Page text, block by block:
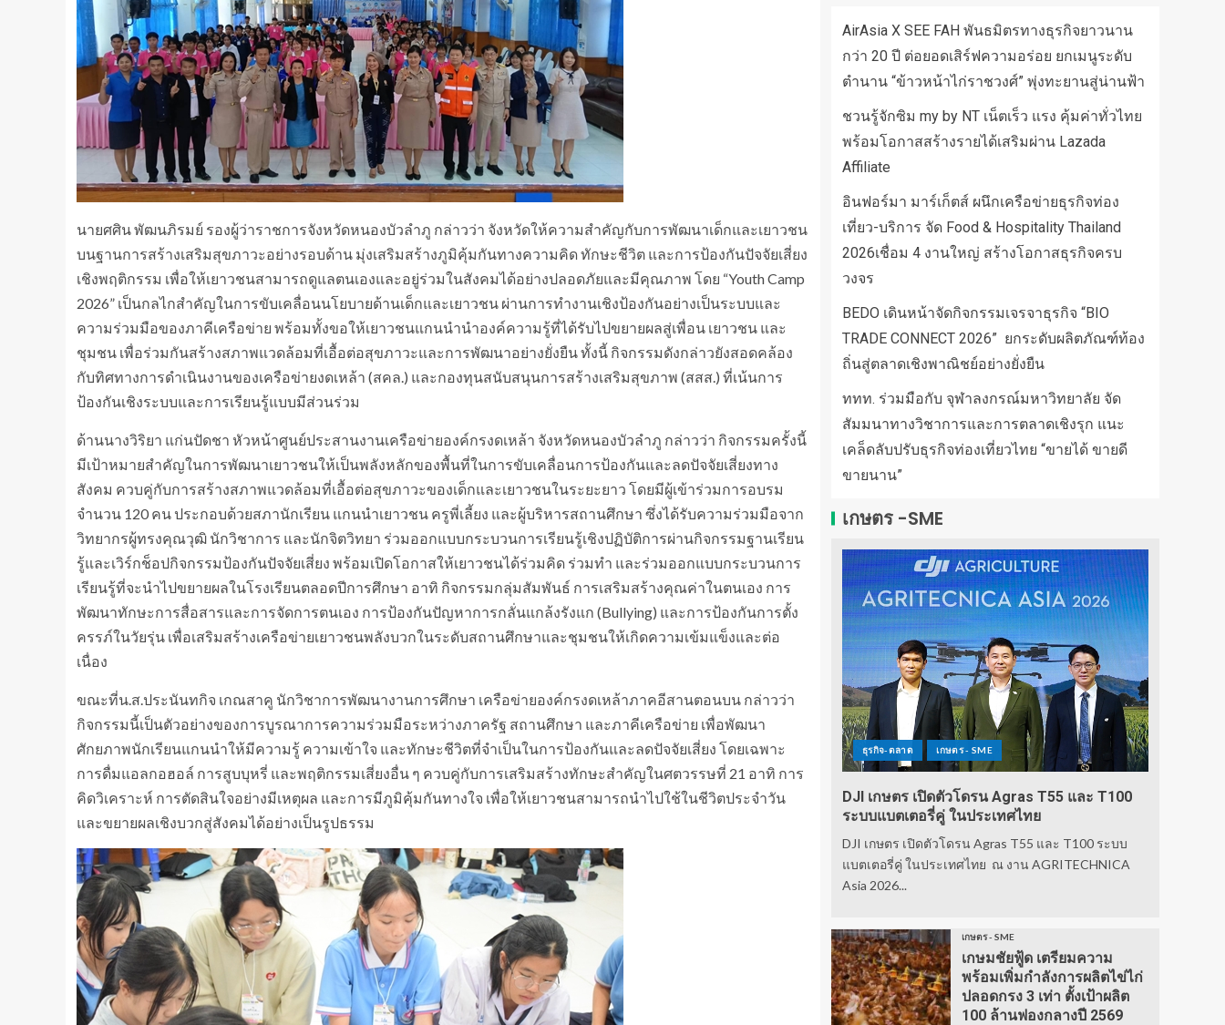
นายศศิน พัฒนภิรมย์ รองผู้ว่าราชการจังหวัดหนองบัวลำภู กล่าวว่า จังหวัดให้ความสำคัญกับการพัฒนาเด็กและเยาวชน
บนฐานการสร้างเสริมสุขภาวะอย่างรอบด้าน มุ่งเสริมสร้างภูมิคุ้มกันทางความคิด ทักษะชีวิต และการป้องกันปัจจัยเสี่ยง
เชิงพฤติกรรม เพื่อให้เยาวชนสามารถดูแลตนเองและอยู่ร่วมในสังคมได้อย่างปลอดภัยและมีคุณภาพ โดย “Youth Camp
2026” เป็นกลไกสำคัญในการขับเคลื่อนนโยบายด้านเด็กและเยาวชน ผ่านการทำงานเชิงป้องกันอย่างเป็นระบบและ
ความร่วมมือของภาคีเครือข่าย พร้อมทั้งขอให้เยาวชนแกนนำนำองค์ความรู้ที่ได้รับไปขยายผลสู่เพื่อน เยาวชน และ
ชุมชน เพื่อร่วมกันสร้างสภาพแวดล้อมที่เอื้อต่อสุขภาวะและการพัฒนาอย่างยั่งยืน ทั้งนี้ กิจกรรมดังกล่าวยังสอดคล้อง
กับทิศทางการดำเนินงานของเครือข่ายงดเหล้า (สคล.) และกองทุนสนับสนุนการสร้างเสริมสุขภาพ (สสส.) ที่เน้นการ
ป้องกันเชิงระบบและการเรียนรู้แบบมีส่วนร่วม
ด้านนางวิริยา แก่นปัดชา หัวหน้าศูนย์ประสานงานเครือข่ายองค์กรงดเหล้า จังหวัดหนองบัวลำภู กล่าวว่า กิจกรรมครั้งนี้
มีเป้าหมายสำคัญในการพัฒนาเยาวชนให้เป็นพลังหลักของพื้นที่ในการขับเคลื่อนการป้องกันและลดปัจจัยเสี่ยงทาง
สังคม ควบคู่กับการสร้างสภาพแวดล้อมที่เอื้อต่อสุขภาวะของเด็กและเยาวชนในระยะยาว โดยมีผู้เข้าร่วมการอบรม
จำนวน 120 คน ประกอบด้วยสภานักเรียน แกนนำเยาวชน ครูพี่เลี้ยง และผู้บริหารสถานศึกษา ซึ่งได้รับความร่วมมือจาก
วิทยากรผู้ทรงคุณวุฒิ นักวิชาการ และนักจิตวิทยา ร่วมออกแบบกระบวนการเรียนรู้เชิงปฏิบัติการผ่านกิจกรรมฐานเรียน
รู้และเวิร์กช็อปกิจกรรมป้องกันปัจจัยเสี่ยง พร้อมเปิดโอกาสให้เยาวชนได้ร่วมคิด ร่วมทำ และร่วมออกแบบกระบวนการ
เรียนรู้ที่จะนำไปขยายผลในโรงเรียนตลอดปีการศึกษา อาทิ กิจกรรมกลุ่มสัมพันธ์ การเสริมสร้างคุณค่าในตนเอง การ
พัฒนาทักษะการสื่อสารและการจัดการตนเอง การป้องกันปัญหาการกลั่นแกล้งรังแก (Bullying) และการป้องกันการตั้ง
ครรภ์ในวัยรุ่น เพื่อเสริมสร้างเครือข่ายเยาวชนพลังบวกในระดับสถานศึกษาและชุมชนให้เกิดความเข้มแข็งและต่อ
เนื่อง
ขณะที่น.ส.ประนันทกิจ เกณสาคู นักวิชาการพัฒนางานการศึกษา เครือข่ายองค์กรงดเหล้าภาคอีสานตอนบน กล่าวว่า
กิจกรรมนี้เป็นตัวอย่างของการบูรณาการความร่วมมือระหว่างภาครัฐ สถานศึกษา และภาคีเครือข่าย เพื่อพัฒนา
ศักยภาพนักเรียนแกนนำให้มีความรู้ ความเข้าใจ และทักษะชีวิตที่จำเป็นในการป้องกันและลดปัจจัยเสี่ยง โดยเฉพาะ
การดื่มแอลกอฮอล์ การสูบบุหรี่ และพฤติกรรมเสี่ยงอื่น ๆ ควบคู่กับการเสริมสร้างทักษะสำคัญในศตวรรษที่ 21 อาทิ การ
คิดวิเคราะห์ การตัดสินใจอย่างมีเหตุผล และการมีภูมิคุ้มกันทางใจ เพื่อให้เยาวชนสามารถนำไปใช้ในชีวิตประจำวัน
และขยายผลเชิงบวกสู่สังคมได้อย่างเป็นรูปธรรม
AirAsia X SEE FAH พันธมิตรทางธุรกิจยาวนาน
กว่า 20 ปี ต่อยอดเสิร์ฟความอร่อย ยกเมนูระดับ
ตำนาน “ข้าวหน้าไก่ราชวงศ์” พุ่งทะยานสู่น่านฟ้า
ชวนรู้จักซิม my by NT เน็ตเร็ว แรง คุ้มค่าทั่วไทย
พร้อมโอกาสสร้างรายได้เสริมผ่าน Lazada
Affiliate
อินฟอร์มา มาร์เก็ตส์ ผนึกเครือข่ายธุรกิจท่อง
เที่ยว-บริการ จัด Food & Hospitality Thailand
2026เชื่อม 4 งานใหญ่ สร้างโอกาสธุรกิจครบ
วงจร
BEDO เดินหน้าจัดกิจกรรมเจรจาธุรกิจ “BIO
TRADE CONNECT 2026” ยกระดับผลิตภัณฑ์ท้อง
ถิ่นสู่ตลาดเชิงพาณิชย์อย่างยั่งยืน
ททท. ร่วมมือกับ จุฬาลงกรณ์มหาวิทยาลัย จัด
สัมมนาทางวิชาการและการตลาดเชิงรุก แนะ
เคล็ดลับปรับธุรกิจท่องเที่ยวไทย “ขายได้ ขายดี
ขายนาน”
เกษตร -SME
ธุรกิจ-ตลาด เกษตร - SME
DJI เกษตร เปิดตัวโดรน Agras T55 และ T100
ระบบแบตเตอรี่คู่ ในประเทศไทย
DJI เกษตร เปิดตัวโดรน Agras T55 และ T100 ระบบ
แบตเตอรี่คู่ ในประเทศไทย ณ งาน AGRITECHNICA
Asia 2026...
เกษตร - SME
เกษมชัยฟู้ด เตรียมความ
พร้อมเพิ่มกำลังการผลิตไข่ไก่
ปลอดกรง 3 เท่า ตั้งเป้าผลิต
100 ล้านฟองกลางปี 2569